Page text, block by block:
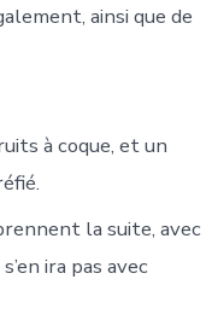
ainsi que de
à coque, et un
la suite, avec
ira pas avec